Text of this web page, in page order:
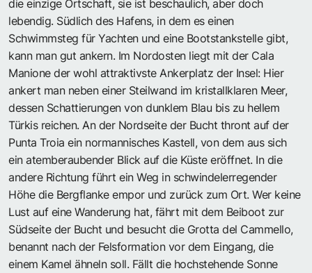
die einzige Ortschaft, sie ist beschaulich, aber doch
lebendig. Südlich des Hafens, in dem es einen
Schwimmsteg für Yachten und eine Bootstankstelle gibt,
kann man gut ankern. Im Nordosten liegt mit der Cala
Manione der wohl attraktivste Ankerplatz der Insel: Hier
ankert man neben einer Steilwand im kristallklaren Meer,
dessen Schattierungen von dunklem Blau bis zu hellem
Türkis reichen. An der Nordseite der Bucht thront auf der
Punta Troia ein normannisches Kastell, von dem aus sich
ein atemberaubender Blick auf die Küste eröffnet. In die
andere Richtung führt ein Weg in schwindelerregender
Höhe die Bergflanke empor und zurück zum Ort. Wer keine
Lust auf eine Wanderung hat, fährt mit dem Beiboot zur
Südseite der Bucht und besucht die Grotta del Cammello,
benannt nach der Felsformation vor dem Eingang, die
einem Kamel ähneln soll. Fällt die hochstehende Sonne